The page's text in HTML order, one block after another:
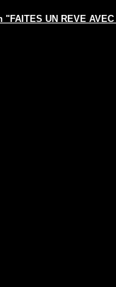
"FAITES UN REVE